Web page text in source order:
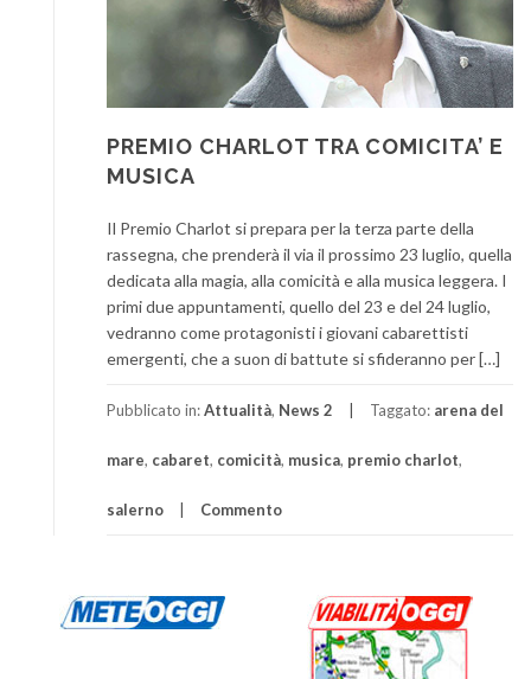
PREMIO CHARLOT TRA COMICITA’ E
MUSICA
Il Premio Charlot si prepara per la terza parte della
rassegna, che prenderà il via il prossimo 23 luglio, quella
dedicata alla magia, alla comicità e alla musica leggera. I
primi due appuntamenti, quello del 23 e del 24 luglio,
vedranno come protagonisti i giovani cabarettisti
emergenti, che a suon di battute si sfideranno per […]
Pubblicato in:Attualità, News 2 Taggato: arena del
mare, cabaret, comicità, musica, premio charlot,
salerno Commento